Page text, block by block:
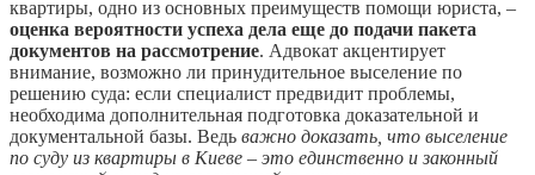
квартиры, одно из основных преимуществ помощи юриста, –
оценка вероятности успеха дела еще до подачи пакета
документов на рассмотрение. Адвокат акцентирует
внимание, возможно ли принудительное выселение по
решению суда: если специалист предвидит проблемы,
необходима дополнительная подготовка доказательной и
документальной базы. Ведь важно доказать, что выселение
по суду из квартиры в Киеве – это единственно и законный